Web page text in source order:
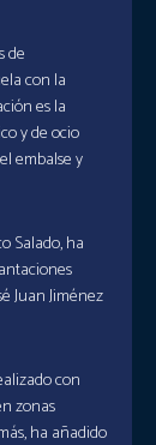
de
con la
es la
y de ocio
embalse y
Salado, ha
Juan Jiménez
con
zonas
ha añadido